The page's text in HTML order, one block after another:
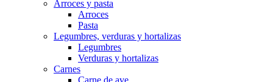
Arroces y pasta
Arroces
Pasta
Legumbres, verduras y hortalizas
Legumbres
Verduras y hortalizas
Carnes
Carne de ave